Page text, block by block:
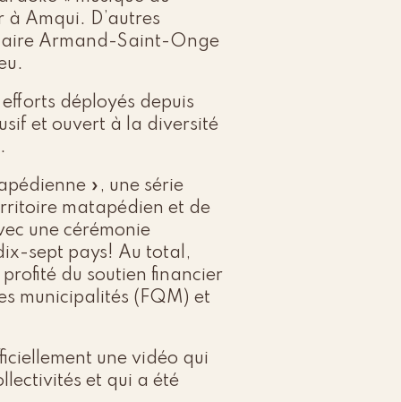
à Amqui. D’autres
Armand-Saint-Onge
déployés depuis
et ouvert à la diversité
», une série
matapédien et de
une cérémonie
sept pays! Au total,
du soutien financier
municipalités (FQM) et
une vidéo qui
et qui a été